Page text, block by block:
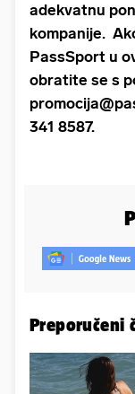
adekvatnu
kompanije.
PassSport u
obratite se s
341 8587.
Preporučeni